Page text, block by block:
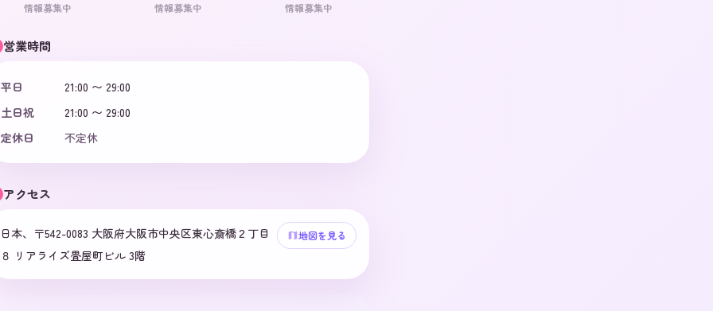
情報募集中 情報募集中 情報募集中
営業時間
平日
21:00 〜 29:00
土日祝
21:00 〜 29:00
定休日
不定休
アクセス
日本、〒542-0083 大阪府大阪市中央区東心斎橋２丁目
８ リアライズ畳屋町ビル 3階
地図を見る